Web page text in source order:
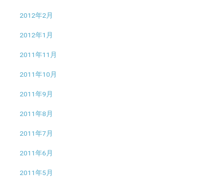
2012年2月
2012年1月
2011年11月
2011年10月
2011年9月
2011年8月
2011年7月
2011年6月
2011年5月